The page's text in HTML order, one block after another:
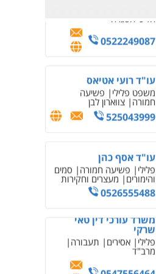
משרד עורכי דין טאי
שרקי
פלילי אסירים תעבורה
0547556464
עו"ד אילן אלימלך
פלילי פשיעה חמורה
עו"ד שאדי נאטור
פלילי פשיעה חמורה
0509230800
משרד עורכי דין פארס
פלאח